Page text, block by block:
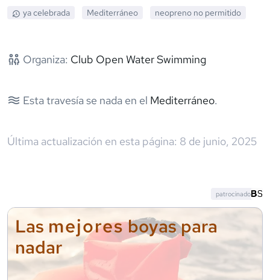
ya celebrada Mediterráneo neopreno no permitido
Organiza: Club Open Water Swimming
Esta travesía se nada en el Mediterráneo.
Última actualización en esta página: 8 de junio, 2025
Las mejoresboyas para
nadar
patrocinado